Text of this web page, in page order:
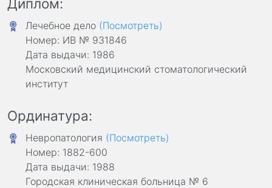
Лечебное дело (Посмотреть)
Номер: ИВ № 931846
Дата выдачи: 1986
Московский медицинский стоматологический
институт
Ординатура:
Невропатология (Посмотреть)
Номер: 1882-600
Дата выдачи: 1988
Городская клиническая больница № 6